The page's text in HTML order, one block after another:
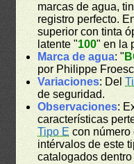
marcas de agua,
registro perfecto.
superior con tinta
latente "100" en la
Marca de agua: "
por Philippe
Variaciones: Del
de seguridad.
Observaciones:
características
Tipo E con número
intérvalos de este
catalogados